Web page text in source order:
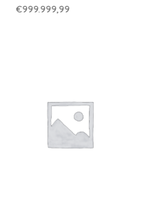
€999.999,99